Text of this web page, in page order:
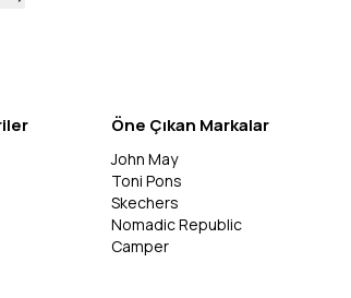
Öne Çıkan Markalar
John May
Toni Pons
Skechers
Nomadic Republic
Camper